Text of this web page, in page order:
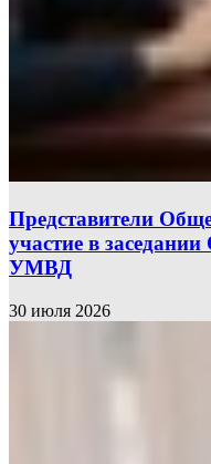
Представители
участие в
УМВД
30 июля 2026